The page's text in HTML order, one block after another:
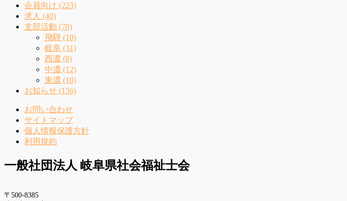
会員向け (223)
求人 (40)
支部活動 (70)
飛騨 (10)
岐阜 (31)
西濃 (8)
中濃 (12)
東濃 (10)
お知らせ (156)
お問い合わせ
サイトマップ
個人情報保護方針
利用規約
一般社団法人 岐阜県社会福祉士会
〒500-8385